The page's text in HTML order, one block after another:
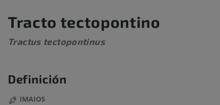
Tracto tectopontino
Tractus tectopontinus
Definición
IMAIOS